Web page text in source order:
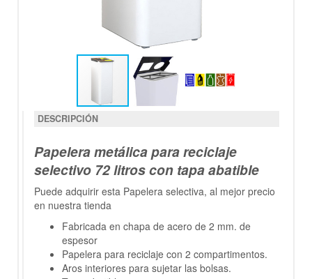
DESCRIPCIÓN
Papelera metálica para reciclaje
selectivo 72 litros con tapa abatible
Puede adquirir esta Papelera selectiva, al mejor precio
en nuestra tienda
Fabricada en chapa de acero de 2 mm. de
espesor
Papelera para reciclaje con 2 compartimentos.
Aros interiores para sujetar las bolsas.